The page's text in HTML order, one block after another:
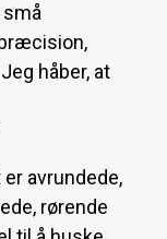
håber, at
avrundede,
rørende